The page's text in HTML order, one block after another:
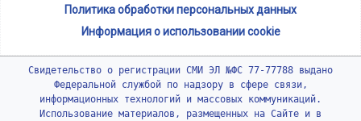
Политика обработки персональных данных
Информация о использовании cookie
Свидетельство о регистрации СМИ ЭЛ №ФС 77-77788 выдано
Федеральной службой по надзору в сфере связи,
информационных технологий и массовых коммуникаций.
Использование материалов, размещенных на Сайте и в